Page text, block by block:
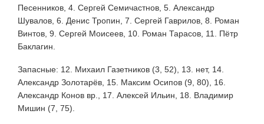
Песенников, 4. Сергей Семичастнов, 5. Александр
Шувалов, 6. Денис Тропин, 7. Сергей Гаврилов, 8. Роман
Винтов, 9. Сергей Моисеев, 10. Роман Тарасов, 11. Пётр
Баклагин.
Запасные: 12. Михаил Газетников (3, 52), 13. нет, 14.
Александр Золотарёв, 15. Максим Осипов (9, 80), 16.
Александр Конов вр., 17. Алексей Ильин, 18. Владимир
Мишин (7, 75).